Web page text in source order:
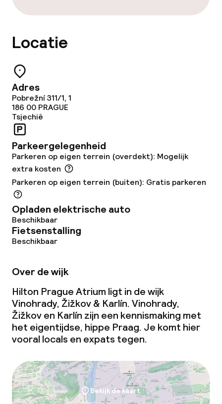
Gratis wifi
Casino
Eet- en drinkgelegenheden
Restaurant
Bar
Eet- en drinkdiensten
Ontbijtbuffet
Diner à la carte
Diner, vast menu
Dieetopties
Locatie
Adres
Pobrežní 311/1, 1
186 00 PRAGUE
Tsjechië
Parkeergelegenheid
Parkeren op eigen terrein (overdekt): Mogelijk
extra kosten
Parkeren op eigen terrein (buiten): Gratis parkeren
Opladen elektrische auto
Beschikbaar
Fietsenstalling
Beschikbaar
Over de wijk
Hilton Prague Atrium ligt in de wijk
Vinohrady, Žižkov & Karlín. Vinohrady,
Žižkov en Karlín zijn een kennismaking met
het eigentijdse, hippe Praag. Je komt hier
vooral locals en expats tegen.
Bekijk de kaart